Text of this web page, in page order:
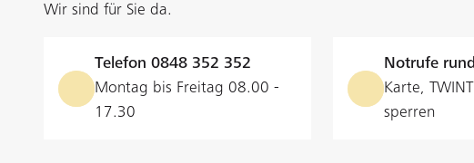
Wir sind für Sie da.
Telefon 0848 352 352
Montag bis Freitag 08.00 -
17.30
Notrufe
Karte,
sperren